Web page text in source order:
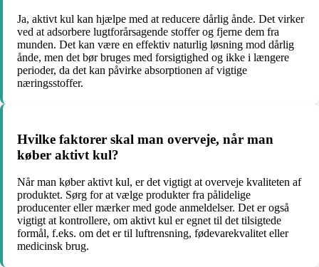
Ja, aktivt kul kan hjælpe med at reducere dårlig ånde. Det virker
ved at adsorbere lugtforårsagende stoffer og fjerne dem fra
munden. Det kan være en effektiv naturlig løsning mod dårlig
ånde, men det bør bruges med forsigtighed og ikke i længere
perioder, da det kan påvirke absorptionen af vigtige
næringsstoffer.
Hvilke faktorer skal man overveje, når man
køber aktivt kul?
Når man køber aktivt kul, er det vigtigt at overveje kvaliteten af
produktet. Sørg for at vælge produkter fra pålidelige
producenter eller mærker med gode anmeldelser. Det er også
vigtigt at kontrollere, om aktivt kul er egnet til det tilsigtede
formål, f.eks. om det er til luftrensning, fødevarekvalitet eller
medicinsk brug.